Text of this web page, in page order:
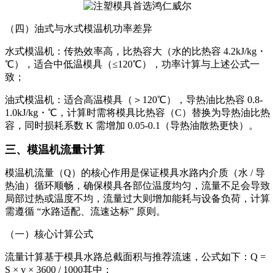
（四）油式与水式模温机功率差异
水式模温机：传热效率高，比热容大（水的比热容 4.2kJ/kg・
℃），适合中低温模具（≤120℃），功率计算与上述公式一
致；
油式模温机：适合高温模具（＞120℃），导热油比热容 0.8-
1.0kJ/kg・℃，计算时需将模具比热容（C）替换为导热油比热
容，同时损耗系数 K 需增加 0.05-0.1（导热油散热更快）。
三、模温机流量计算
模温机流量（Q）的核心作用是保证模具水路内介质（水 / 导
热油）循环顺畅，确保模具各部位温度均匀，流量不足会导致
局部过热或温度不均，流量过大则增加能耗与设备负荷，计算
需遵循 “水路适配、流速达标” 原则。
（一）核心计算公式
流量计算基于模具水路总截面积与推荐流速，公式如下：Q =
S × v × 3600 / 1000其中：